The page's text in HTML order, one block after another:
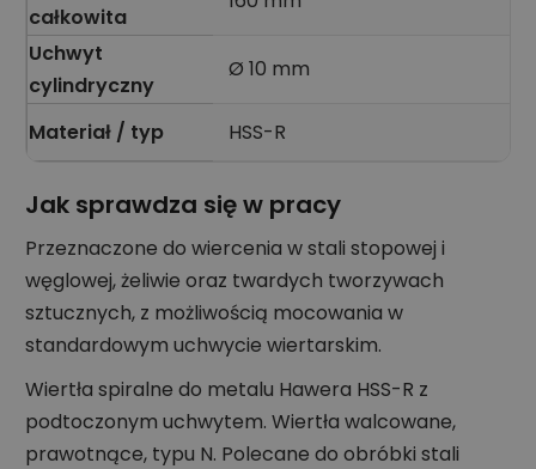
całkowita
Uchwyt
cylindryczny
Ø 10 mm
Materiał / typ HSS-R
Jak sprawdza się w pracy
Przeznaczone do wiercenia w stali stopowej i
węglowej, żeliwie oraz twardych tworzywach
sztucznych, z możliwością mocowania w
standardowym uchwycie wiertarskim.
Wiertła spiralne do metalu Hawera HSS-R z
podtoczonym uchwytem. Wiertła walcowane,
prawotnące, typu N. Polecane do obróbki stali